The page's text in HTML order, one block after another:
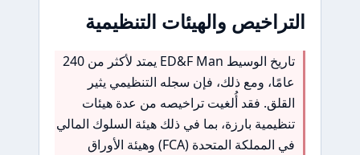
التراخيص والهيئات التنظيمية
تاريخ الوسيط ED&F Man يمتد لأكثر من 240
عامًا، ومع ذلك، فإن سجله التنظيمي يثير
القلق. فقد أُلغيت تراخيصه من عدة هيئات
تنظيمية بارزة، بما في ذلك هيئة السلوك المالي
في المملكة المتحدة (FCA) وهيئة الأوراق